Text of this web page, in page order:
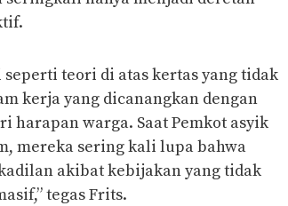
teori di atas kertas yang tidak
kerja yang dicanangkan dengan
harapan warga. Saat Pemkot asyik
mereka sering kali lupa bahwa
akibat kebijakan yang tidak
tegas Frits.